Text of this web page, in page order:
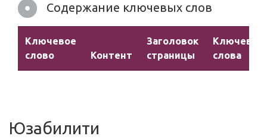
Содержание ключевых слов
Ключевое
слово
Контент
Заголовок
страницы
Ключевые
слова
Юзабилити